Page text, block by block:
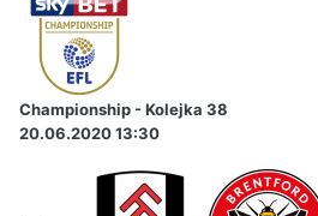
Championship - Kolejka 38
20.06.2020 13:30